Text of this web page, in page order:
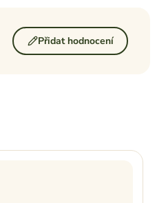
Přidat hodnocení